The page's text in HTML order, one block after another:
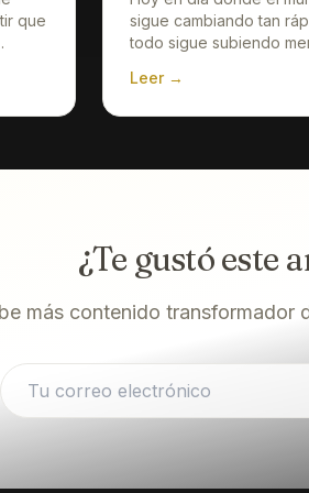
que
sin
sigue cambiando tan
todo sigue subiendo
afortunados, o clase
Leer →
¿Te gustó este
más contenido transformador